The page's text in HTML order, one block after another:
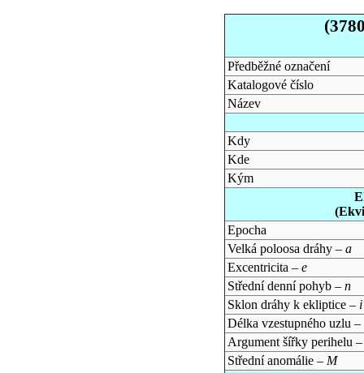
Předběžné označení
Katalogové číslo
Název
Kdy
Kde
Kým
Epocha
Velká poloosa dráhy – a
Excentricita – e
Střední denní pohyb – n
Sklon dráhy k ekliptice – i
Délka vzestupného uzlu –
Argument šířky perihelu
Střední anomálie – M